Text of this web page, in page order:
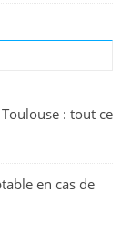
: tout ce
en cas de